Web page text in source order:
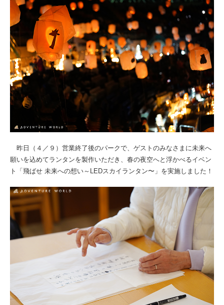
昨日（４／９）営業終了後のパークで、ゲストのみなさまに未来へ
願いを込めてランタンを製作いただき、春の夜空へと浮かべるイベン
ト「飛ばせ 未来への想い～LEDスカイランタン〜」を実施しました！